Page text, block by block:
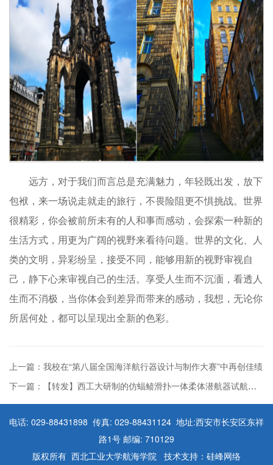
远方，对于我们而言总是充满魅力，年轻既出发，放下
包袱，来一场说走就走的旅行，不畏险阻更不惧挑战。世界
很精彩，你会被前所未有的人和事而感动，会探索一种新的
生活方式，用更为广阔的视野来看待问题。世界的文化、人
类的文明，异彩纷呈，接受不同，能够用新的视野审视自
己，静下心来审视自己的生活。享受人生而不沉湎，看透人
生而不消极，当你体会到差异而带来的感动，我想，无论你
所居何处，都可以呈现出全新的色彩。
上一篇：我校在“第八届全国海洋航行器设计与制作大赛”中再创佳绩
下一篇：【转发】西工大研制的仿蝠鲼滑扑一体柔体潜航器试航成功
电话: 029-88431898 传真: 029-88431124 地址:西安市长安区东祥
路1号 邮编: 710129
版权所有 西北工业大学航海学院 技术支持：硅峰网络